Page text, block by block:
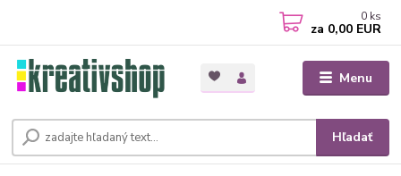
Menu
Hľadať
0 ks
za 0,00 EUR